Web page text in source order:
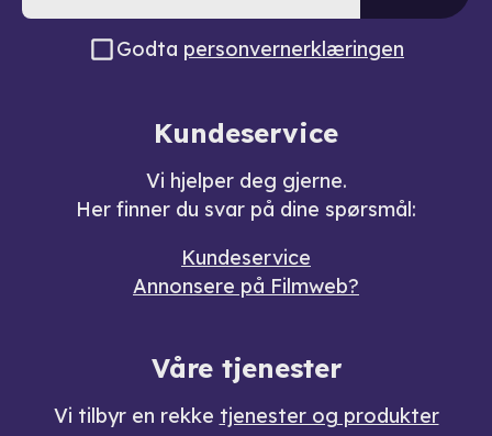
Godta personvernerklæringen
Kundeservice
Vi hjelper deg gjerne.
Her finner du svar på dine spørsmål:
Kundeservice
Annonsere på Filmweb?
Våre tjenester
Vi tilbyr en rekke tjenester og produkter